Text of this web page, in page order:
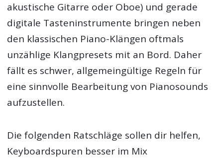
akustische Gitarre oder Oboe) und gerade
digitale Tasteninstrumente bringen neben
den klassischen Piano-Klängen oftmals
unzählige Klangpresets mit an Bord. Daher
fällt es schwer, allgemeingültige Regeln für
eine sinnvolle Bearbeitung von Pianosounds
aufzustellen.
Die folgenden Ratschläge sollen dir helfen,
Keyboardspuren besser im Mix